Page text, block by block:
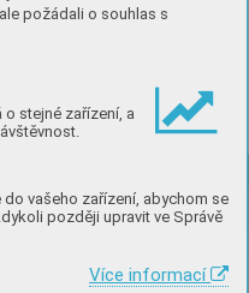
požádali o souhlas s
stejné zařízení, a
vašeho zařízení, abychom se
později upravit ve Správě
Více informací